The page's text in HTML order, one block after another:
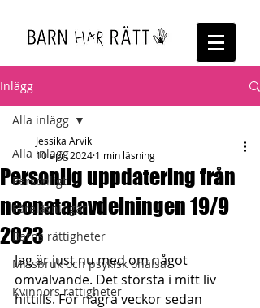
Inlägg
Alla inlägg
Personligt
Föreläsningar
Barns rättigheter
Missbruk och psykisk ohälsa
Kvinnors rättigheter
Alla inlägg
Personlig uppdatering från
neonatalavdelningen 19/9
2023
Jessika Arvik
10 apr. 2024 1 min läsning
Jag är just nu med om något
omvälvande. Det största i mitt liv
hittills. För några veckor sedan